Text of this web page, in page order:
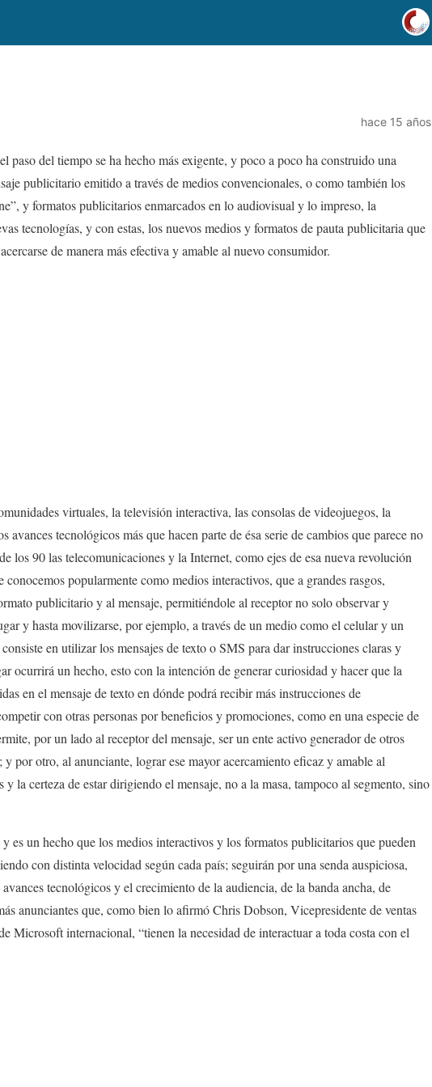
hace 15 años
paso del tiempo se ha hecho más exigente, y poco a poco ha construido una
publicitario emitido a través de medios convencionales, o como también los
y formatos publicitarios enmarcados en lo audiovisual y lo impreso, la
tecnologías, y con estas, los nuevos medios y formatos de pauta publicitaria que
de manera más efectiva y amable al nuevo consumidor.
virtuales, la televisión interactiva, las consolas de videojuegos, la
tecnológicos más que hacen parte de ésa serie de cambios que parece no
los 90 las telecomunicaciones y la Internet, como ejes de esa nueva revolución
popularmente como medios interactivos, que a grandes rasgos,
publicitario y al mensaje, permitiéndole al receptor no solo observar y
y hasta movilizarse, por ejemplo, a través de un medio como el celular y un
en utilizar los mensajes de texto o SMS para dar instrucciones claras y
ocurrirá un hecho, esto con la intención de generar curiosidad y hacer que la
en el mensaje de texto en dónde podrá recibir más instrucciones de
con otras personas por beneficios y promociones, como en una especie de
por un lado al receptor del mensaje, ser un ente activo generador de otros
por otro, al anunciante, lograr ese mayor acercamiento eficaz y amable al
y la certeza de estar dirigiendo el mensaje, no a la masa, tampoco al segmento, sino
es un hecho que los medios interactivos y los formatos publicitarios que pueden
con distinta velocidad según cada país; seguirán por una senda auspiciosa,
tecnológicos y el crecimiento de la audiencia, de la banda ancha, de
anunciantes que, como bien lo afirmó Chris Dobson, Vicepresidente de ventas
Microsoft internacional, “tienen la necesidad de interactuar a toda costa con el